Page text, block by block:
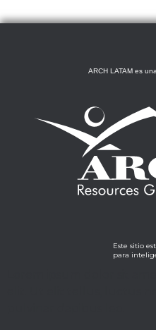
ARCH LATAM es
Este sitio
para